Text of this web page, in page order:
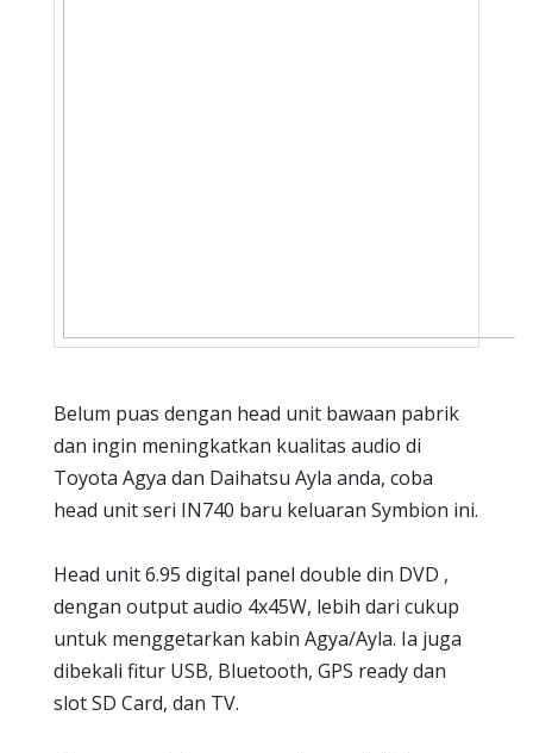
Belum puas dengan head unit bawaan pabrik
dan ingin meningkatkan kualitas audio di
Toyota Agya dan Daihatsu Ayla anda, coba
head unit seri IN740 baru keluaran Symbion ini.
Head unit 6.95 digital panel double din DVD ,
dengan output audio 4x45W, lebih dari cukup
untuk menggetarkan kabin Agya/Ayla. Ia juga
dibekali fitur USB, Bluetooth, GPS ready dan
slot SD Card, dan TV.